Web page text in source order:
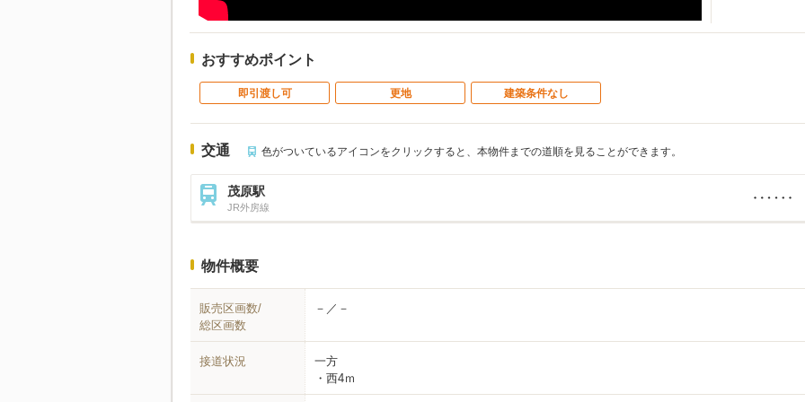
おすすめポイント
即引渡し可 更地 建築条件なし
交通 色がついているアイコンをクリックすると、本物件までの道順を見ることができます。
茂原駅
JR外房線
物件概要
販売区画数/
総区画数
－／－
接道状況
一方
西4ｍ